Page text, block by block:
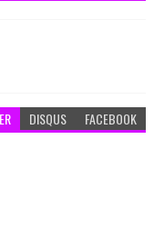
DISQUS FACEBOOK